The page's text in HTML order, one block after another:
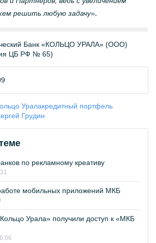
решить любую задачу».
Банк «КОЛЬЦО УРАЛА» (ООО)
ЦБ РФ № 65)
Уралакредитный портфель
Грудин
по рекламному креативу
мобильных приложений МКБ
Урала» получили доступ к «МКБ